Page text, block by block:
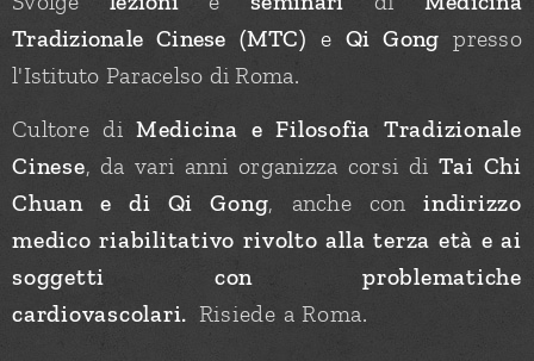
Tradizionale Cinese (MTC) e Qi Gong presso
l'Istituto Paracelso di Roma.
Cultore diMedicina e Filosofia Tradizionale
Cinese, da vari anni organizza corsi di Tai Chi
Chuan e di Qi Gong, anche conindirizzo
medico riabilitativo rivolto alla terza età e ai
soggetti con problematiche
cardiovascolari. Risiede a Roma.